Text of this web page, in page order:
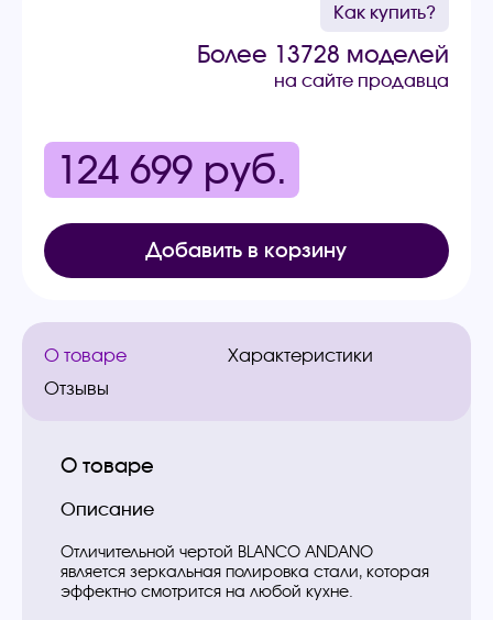
Как купить?
Более 13728 моделей
на сайте продавца
124 699 руб.
Добавить в корзину
О товаре
Характеристики
Отзывы
О товаре
Описание
Отличительной чертой BLANCO ANDANO
является зеркальная полировка стали, которая
эффектно смотрится на любой кухне.